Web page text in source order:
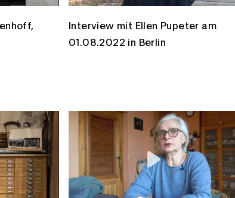
Interview mit Ellen Pupeter am
01.08.2022 in Berlin